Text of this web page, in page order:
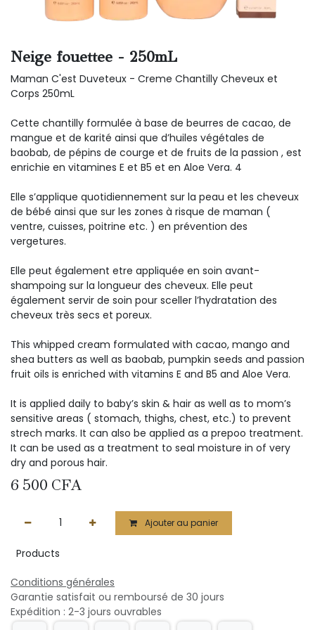
Neige fouettee - 250mL
Maman C'est Duveteux - Creme Chantilly Cheveux et
Corps 250mL
Cette chantilly formulée à base de beurres de cacao, de
mangue et de karité ainsi que d’huiles végétales de
baobab, de pépins de courge et de fruits de la passion , est
enrichie en vitamines E et B5 et en Aloe Vera. 4
Elle s’applique quotidiennement sur la peau et les cheveux
de bébé ainsi que sur les zones à risque de maman (
ventre, cuisses, poitrine etc. ) en prévention des
vergetures.
Elle peut également etre appliquée en soin avant-
shampoing sur la longueur des cheveux. Elle peut
également servir de soin pour sceller l’hydratation des
cheveux très secs et poreux.
This whipped cream formulated with cacao, mango and
shea butters as well as baobab, pumpkin seeds and passion
fruit oils is enriched with vitamins E and B5 and Aloe Vera.
It is applied daily to baby’s skin & hair as well as to mom’s
sensitive areas ( stomach, thighs, chest, etc.) to prevent
strech marks. It can also be applied as a prepoo treatment.
It can be used as a treatment to seal moisture in of very
dry and porous hair.
6 500 CFA
Ajouter au panier
Products
Conditions générales
Garantie satisfait ou remboursé de 30 jours
Expédition : 2-3 jours ouvrables